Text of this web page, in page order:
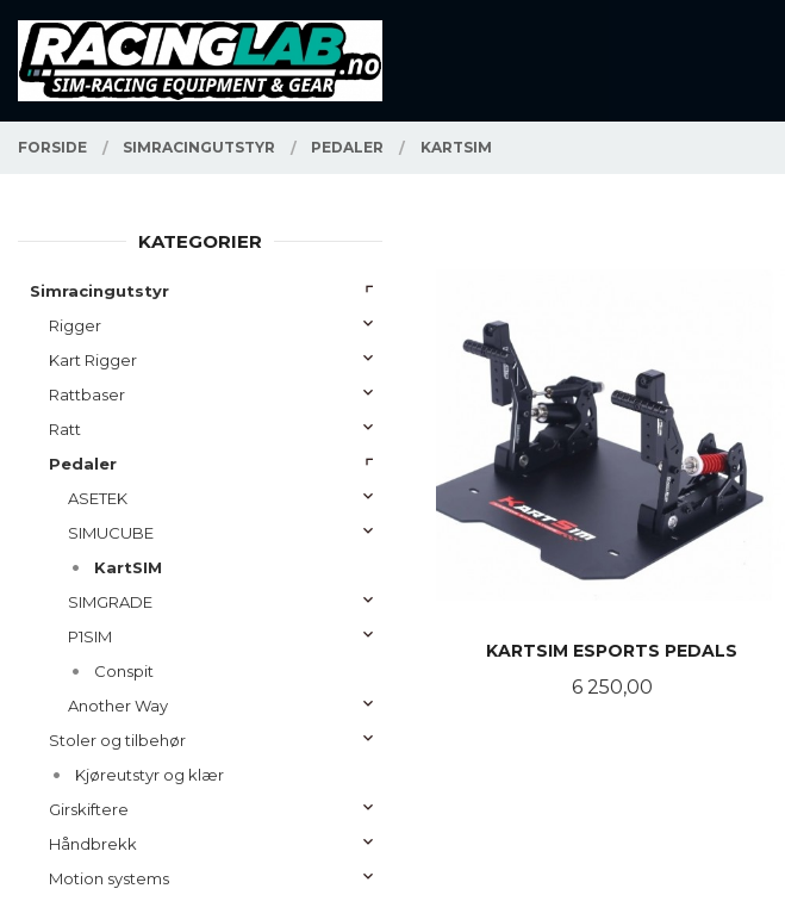
innholdet
PRODUKTER
Lukk
FORSIDE SIMRACINGUTSTYR PEDALER KARTSIM
KARTSIM ESPORTS PEDALS
Pris
6 250,00
KATEGORIER
Simracingutstyr
Rigger
Kart Rigger
Rattbaser
Ratt
Pedaler
ASETEK
SIMUCUBE
KartSIM
SIMGRADE
P1SIM
Conspit
Another Way
Stoler og tilbehør
Kjøreutstyr og klær
Girskiftere
Håndbrekk
Motion systems